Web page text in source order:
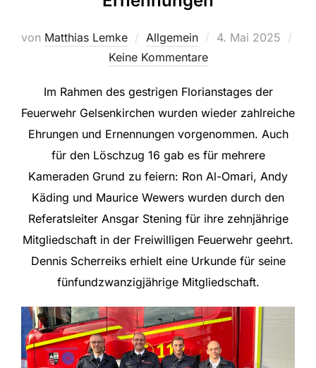
von Matthias Lemke Allgemein
Veröffentlicht
4. Mai 2025
Keine Kommentare
Im Rahmen des gestrigen Florianstages der
Feuerwehr Gelsenkirchen wurden wieder zahlreiche
Ehrungen und Ernennungen vorgenommen. Auch
für den Löschzug 16 gab es für mehrere
Kameraden Grund zu feiern: Ron Al-Omari, Andy
Käding und Maurice Wewers wurden durch den
Referatsleiter Ansgar Stening für ihre zehnjährige
Mitgliedschaft in der Freiwilligen Feuerwehr geehrt.
Dennis Scherreiks erhielt eine Urkunde für seine
fünfundzwanzigjährige Mitgliedschaft.